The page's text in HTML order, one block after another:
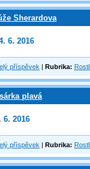
Sherardova
6. 2016
příspěvek | Rubrika:
plavá
6. 2016
příspěvek | Rubrika: